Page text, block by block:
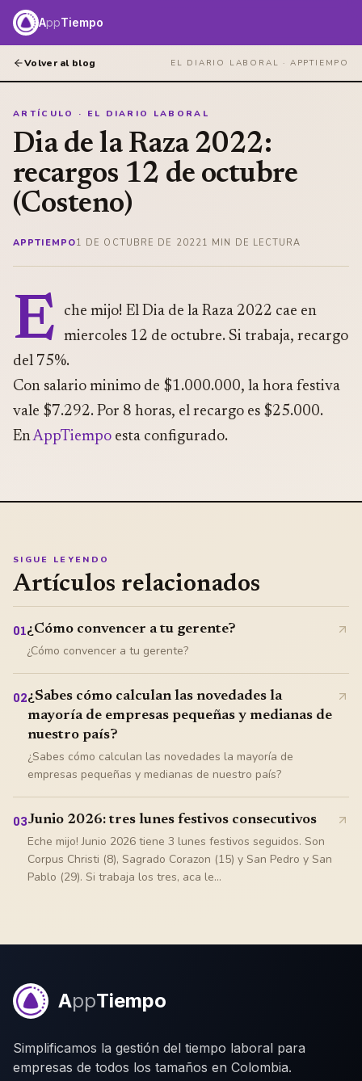
AppTiempo
Volver al blog EL DIARIO LABORAL · APPTIEMPO
ARTÍCULO · EL DIARIO LABORAL
Dia de la Raza 2022:
recargos 12 de octubre
(Costeno)
APPTIEMPO1 DE OCTUBRE DE 20221 MIN DE LECTURA
E
che mijo! El Dia de la Raza 2022 cae en
miercoles 12 de octubre. Si trabaja, recargo
del 75%.
Con salario minimo de $1.000.000, la hora festiva
vale $7.292. Por 8 horas, el recargo es $25.000.
EnAppTiempo esta configurado.
SIGUE LEYENDO
Artículos relacionados
01¿Cómo convencer a tu gerente?
¿Cómo convencer a tu gerente?
02¿Sabes cómo calculan las novedades la
mayoría de empresas pequeñas y medianas de
nuestro país?
¿Sabes cómo calculan las novedades la mayoría de
empresas pequeñas y medianas de nuestro país?
03Junio 2026: tres lunes festivos consecutivos
Eche mijo! Junio 2026 tiene 3 lunes festivos seguidos. Son
Corpus Christi (8), Sagrado Corazon (15) y San Pedro y San
Pablo (29). Si trabaja los tres, aca le...
AppTiempo
Simplificamos la gestión del tiempo laboral para
empresas de todos los tamaños en Colombia.